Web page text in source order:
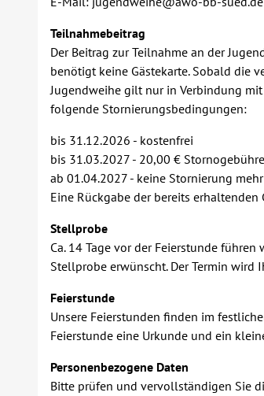
Teilnahmebeitrag
Der Beitrag zur Teilnahme an der
benötigt keine Gästekarte. Sobald die
Jugendweihe gilt nur in Verbindung
folgende Stornierungsbedingungen:
bis 31.12.2026 - kostenfrei
bis 31.03.2027 - 20,00 €
ab 01.04.2027 - keine Stornierung
Eine Rückgabe der bereits
Stellprobe
Ca. 14 Tage vor der Feierstunde
Stellprobe erwünscht. Der Termin
Feierstunde
Unsere Feierstunden finden im
Feierstunde eine Urkunde und ein
Personenbezogene Daten
Bitte prüfen und vervollständigen Sie